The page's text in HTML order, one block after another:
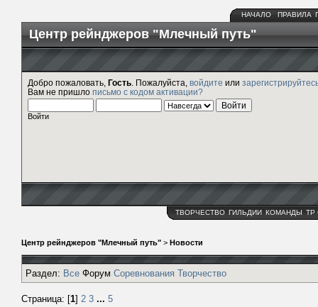
НАЧАЛО ПРАВИЛА
Центр рейнджеров "Млечный путь"
Добро пожаловать, Гость . Пожалуйста, войдите или
Вам не пришло письмо с кодом активации?
Войти
ТВОРЧЕСТВО ГИЛЬДИИ КОМАНДЫ ТР
Центр рейнджеров "Млечный путь" > Новости
Раздел: Все Форум Соревнования Творчество
Страница: [1] 2 3 ... 5